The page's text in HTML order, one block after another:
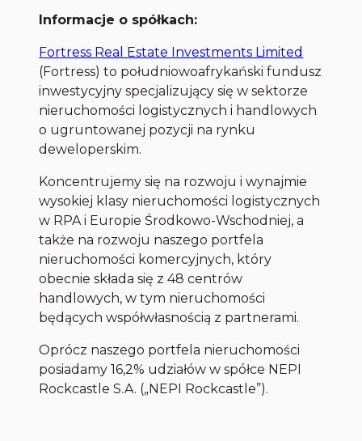
Informacje o spółkach:
Fortress Real Estate Investments Limited
(Fortress) to południowoafrykański fundusz
inwestycyjny specjalizujący się w sektorze
nieruchomości logistycznych i handlowych
o ugruntowanej pozycji na rynku
deweloperskim.
Koncentrujemy się na rozwoju i wynajmie
wysokiej klasy nieruchomości logistycznych
w RPA i Europie Środkowo-Wschodniej, a
także na rozwoju naszego portfela
nieruchomości komercyjnych, który
obecnie składa się z 48 centrów
handlowych, w tym nieruchomości
będących współwłasnością z partnerami.
Oprócz naszego portfela nieruchomości
posiadamy 16,2% udziałów w spółce NEPI
Rockcastle S.A. („NEPI Rockcastle”).